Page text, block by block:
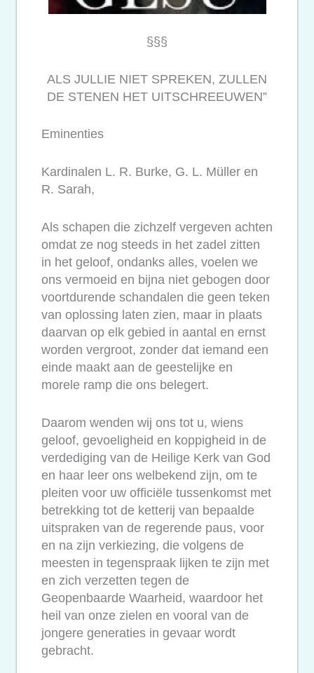
§§§
ALS JULLIE NIET SPREKEN, ZULLEN
DE STENEN HET UITSCHREEUWEN”
Eminenties
Kardinalen L. R. Burke, G. L. Müller en
R. Sarah,
Als schapen die zichzelf vergeven achten
omdat ze nog steeds in het zadel zitten
in het geloof, ondanks alles, voelen we
ons vermoeid en bijna niet gebogen door
voortdurende schandalen die geen teken
van oplossing laten zien, maar in plaats
daarvan op elk gebied in aantal en ernst
worden vergroot, zonder dat iemand een
einde maakt aan de geestelijke en
morele ramp die ons belegert.
Daarom wenden wij ons tot u, wiens
geloof, gevoeligheid en koppigheid in de
verdediging van de Heilige Kerk van God
en haar leer ons welbekend zijn, om te
pleiten voor uw officiële tussenkomst met
betrekking tot de ketterij van bepaalde
uitspraken van de regerende paus, voor
en na zijn verkiezing, die volgens de
meesten in tegenspraak lijken te zijn met
en zich verzetten tegen de
Geopenbaarde Waarheid, waardoor het
heil van onze zielen en vooral van de
jongere generaties in gevaar wordt
gebracht.